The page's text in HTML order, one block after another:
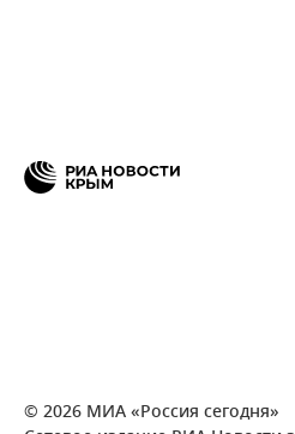
© 2026 МИА «Россия сегодня»